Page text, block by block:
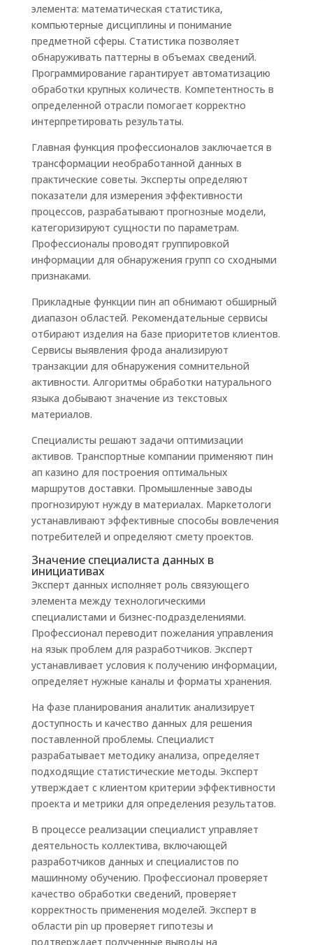
элемента: математическая статистика,
компьютерные дисциплины и понимание
предметной сферы. Статистика позволяет
обнаруживать паттерны в объемах сведений.
Программирование гарантирует автоматизацию
обработки крупных количеств. Компетентность в
определенной отрасли помогает корректно
интерпретировать результаты.
Главная функция профессионалов заключается в
трансформации необработанной данных в
практические советы. Эксперты определяют
показатели для измерения эффективности
процессов, разрабатывают прогнозные модели,
категоризируют сущности по параметрам.
Профессионалы проводят группировкой
информации для обнаружения групп со сходными
признаками.
Прикладные функции пин ап обнимают обширный
диапазон областей. Рекомендательные сервисы
отбирают изделия на базе приоритетов клиентов.
Сервисы выявления фрода анализируют
транзакции для обнаружения сомнительной
активности. Алгоритмы обработки натурального
языка добывают значение из текстовых
материалов.
Специалисты решают задачи оптимизации
активов. Транспортные компании применяют пин
ап казино для построения оптимальных
маршрутов доставки. Промышленные заводы
прогнозируют нужду в материалах. Маркетологи
устанавливают эффективные способы вовлечения
потребителей и определяют смету проектов.
Значение специалиста данных в
инициативах
Эксперт данных исполняет роль связующего
элемента между технологическими
специалистами и бизнес-подразделениями.
Профессионал переводит пожелания управления
на язык проблем для разработчиков. Эксперт
устанавливает условия к получению информации,
определяет нужные каналы и форматы хранения.
На фазе планирования аналитик анализирует
доступность и качество данных для решения
поставленной проблемы. Специалист
разрабатывает методику анализа, определяет
подходящие статистические методы. Эксперт
утверждает с клиентом критерии эффективности
проекта и метрики для определения результатов.
В процессе реализации специалист управляет
деятельность коллектива, включающей
разработчиков данных и специалистов по
машинному обучению. Профессионал проверяет
качество обработки сведений, проверяет
корректность применения моделей. Эксперт в
области pin up проверяет гипотезы и
подтверждает полученные выводы на